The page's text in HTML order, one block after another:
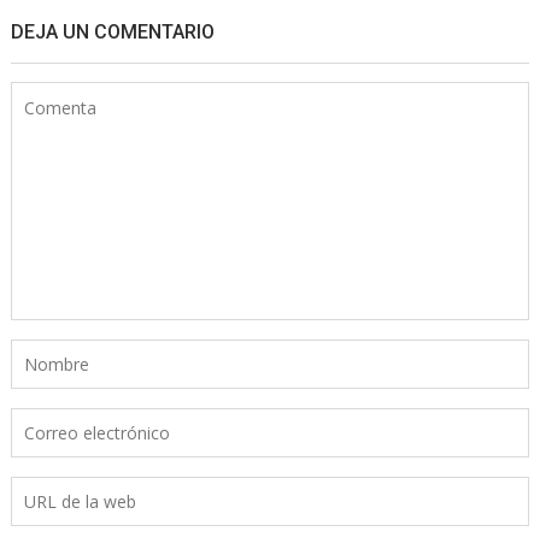
DEJA UN COMENTARIO